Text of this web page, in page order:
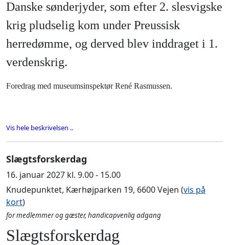
Danske sønderjyder, som efter 2. slesvigske
krig pludselig kom under Preussisk
herredømme, og derved blev inddraget i 1.
verdenskrig.
Foredrag med museumsinspektør René Rasmussen.
Vis hele beskrivelsen ..
Slægtsforskerdag
16. januar 2027 kl. 9.00 - 15.00
Knudepunktet, Kærhøjparken 19, 6600 Vejen (vis på
kort)
for medlemmer og gæster, handicapvenlig adgang
Slægtsforskerdag